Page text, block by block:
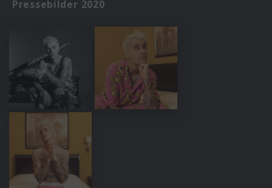
Pressebilder 2020